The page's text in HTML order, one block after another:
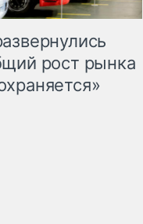
рост рынка